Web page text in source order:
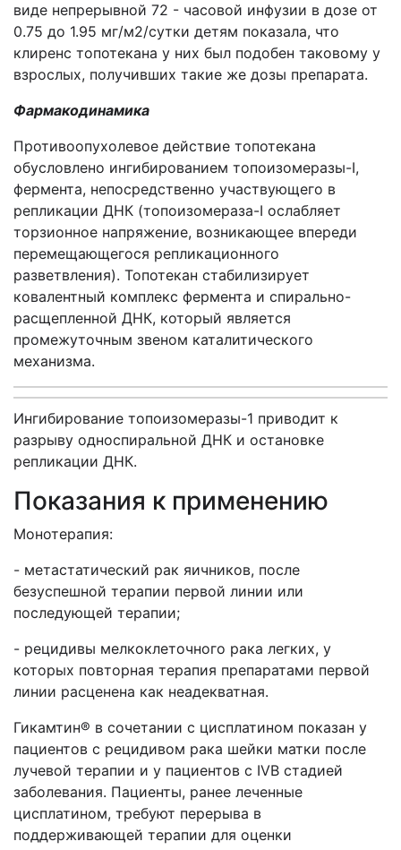
виде непрерывной 72 - часовой инфузии в дозе от
0.75 до 1.95 мг/м2/сутки детям показала, что
клиренс топотекана у них был подобен таковому у
взрослых, получивших такие же дозы препарата.
Фармакодинамика
Противоопухолевое действие топотекана
обусловлено ингибированием топоизомеразы-I,
фермента, непосредственно участвующего в
репликации ДНК (топоизомераза-I ослабляет
торзионное напряжение, возникающее впереди
перемещающегося репликационного
разветвления). Топотекан стабилизирует
ковалентный комплекс фермента и спирально-
расщепленной ДНК, который является
промежуточным звеном каталитического
механизма.
Ингибирование топоизомеразы-1 приводит к
разрыву односпиральной ДНК и остановке
репликации ДНК.
Показания к применению
Монотерапия:
- метастатический рак яичников, после
безуспешной терапии первой линии или
последующей терапии;
- рецидивы мелкоклеточного рака легких, у
которых повторная терапия препаратами первой
линии расценена как неадекватная.
Гикамтин® в сочетании с цисплатином показан у
пациентов с рецидивом рака шейки матки после
лучевой терапии и у пациентов с IVB стадией
заболевания. Пациенты, ранее леченные
цисплатином, требуют перерыва в
поддерживающей терапии для оценки